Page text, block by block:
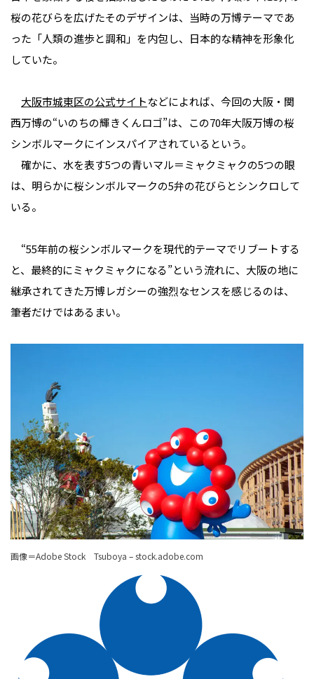
桜の花びらを広げたそのデザインは、当時の万博テーマであ
った「人類の進歩と調和」を内包し、日本的な精神を形象化
していた。
大阪市城東区の公式サイトなどによれば、今回の大阪・関
西万博の“いのちの輝きくんロゴ”は、この70年大阪万博の桜
シンボルマークにインスパイアされているという。
確かに、水を表す5つの青いマル＝ミャクミャクの5つの眼
は、明らかに桜シンボルマークの5弁の花びらとシンクロして
いる。
“55年前の桜シンボルマークを現代的テーマでリブートする
と、最終的にミャクミャクになる”という流れに、大阪の地に
継承されてきた万博レガシーの強烈なセンスを感じるのは、
筆者だけではあるまい。
画像＝Adobe Stock Tsuboya – stock.adobe.com